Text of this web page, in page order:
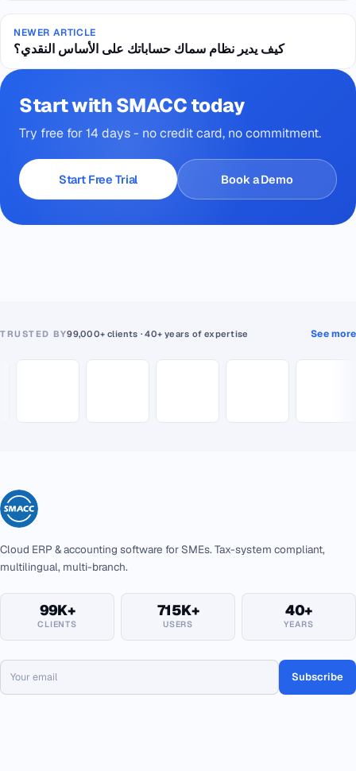
NEWER ARTICLE
كيف يدير نظام سماك حساباتك على الأساس النقدي؟
Start with SMACC today
Try free for 14 days - no credit card, no commitment.
Start Free Trial Book a Demo
TRUSTED BY99,000+ clients · 40+ years of expertise See more
Cloud ERP & accounting software for SMEs. Tax-system compliant,
multilingual, multi-branch.
99K+
CLIENTS
715K+
USERS
40+
YEARS
Subscribe